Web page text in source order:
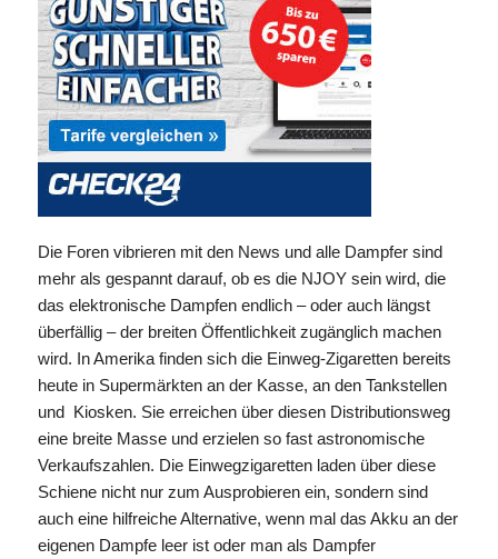
Die Foren vibrieren mit den News und alle Dampfer sind
mehr als gespannt darauf, ob es die NJOY sein wird, die
das elektronische Dampfen endlich – oder auch längst
überfällig – der breiten Öffentlichkeit zugänglich machen
wird. In Amerika finden sich die Einweg-Zigaretten bereits
heute in Supermärkten an der Kasse, an den Tankstellen
und Kiosken. Sie erreichen über diesen Distributionsweg
eine breite Masse und erzielen so fast astronomische
Verkaufszahlen. Die Einwegzigaretten laden über diese
Schiene nicht nur zum Ausprobieren ein, sondern sind
auch eine hilfreiche Alternative, wenn mal das Akku an der
eigenen Dampfe leer ist oder man als Dampfer